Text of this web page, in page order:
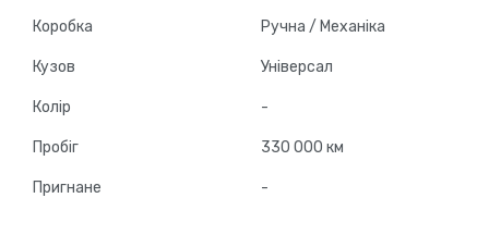
Коробка Ручна / Механіка
Кузов Універсал
Колір -
Пробіг 330 000 км
Пригнане -